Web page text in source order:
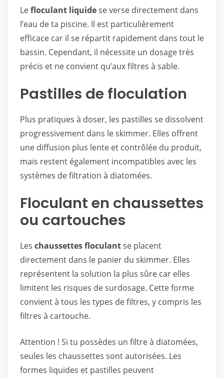
Lefloculant liquidese verse directement dans
l’eau de ta piscine. Il est particulièrement
efficace car il se répartit rapidement dans tout le
bassin. Cependant, il nécessite un dosage très
précis et ne convient qu’aux filtres à sable.
Pastilles de floculation
Plus pratiques à doser, les pastilles se dissolvent
progressivement dans le skimmer. Elles offrent
une diffusion plus lente et contrôlée du produit,
mais restent également incompatibles avec les
systèmes de filtration à diatomées.
Floculant en chaussettes
ou cartouches
Les chaussettes floculantse placent
directement dans le panier du skimmer. Elles
représentent la solution la plus sûre car elles
limitent les risques de surdosage. Cette forme
convient à tous les types de filtres, y compris les
filtres à cartouche.
Attention ! Si tu possèdes un filtre à diatomées,
seules les chaussettes sont autorisées. Les
formes liquides et pastilles peuvent